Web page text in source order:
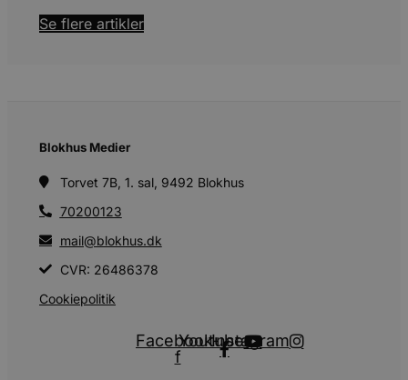
Se flere artikler
Blokhus Medier
Torvet 7B, 1. sal, 9492 Blokhus
70200123
mail@blokhus.dk
CVR: 26486378
Cookiepolitik
Facebook-
f
YoutubeInstagram